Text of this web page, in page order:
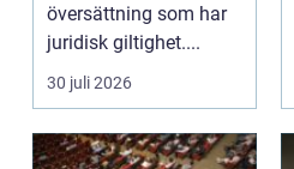
översättning som har
juridisk giltighet....
30 juli 2026